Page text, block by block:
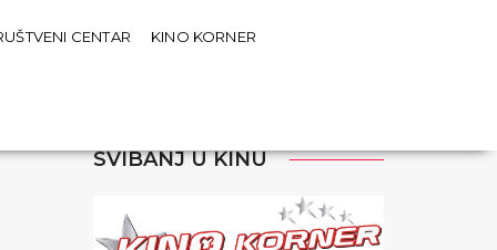
CENTAR KINO KORNER
SVIBANJ U KINU